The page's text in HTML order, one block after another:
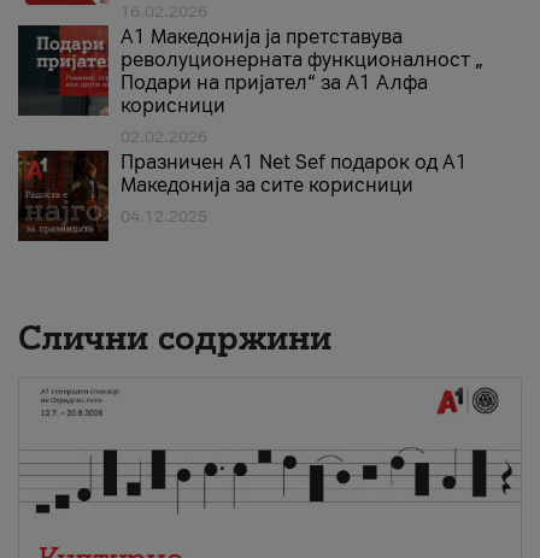
16.02.2026
А1 Македонија ја претставува
револуционерната функционалност „
Подари на пријател“ за А1 Алфа
корисници
02.02.2026
Празничен A1 Net Sеf подарок од А1
Македонија за сите корисници
04.12.2025
Слични содржини